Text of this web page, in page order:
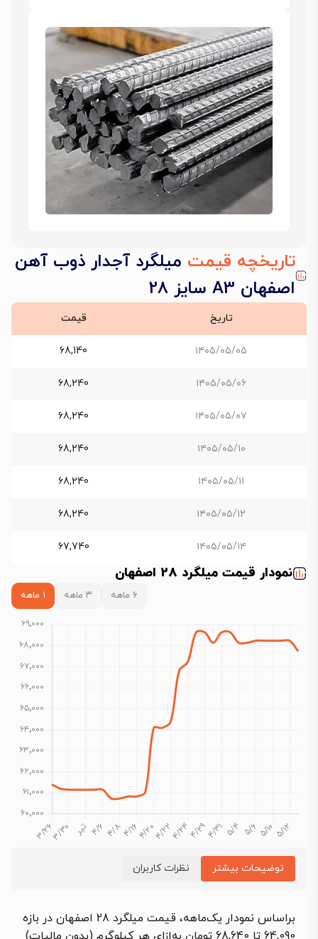
تاریخچه قیمت میلگرد آجدار ذوب آهن
اصفهان A3 سایز 28
تاریخ قیمت
۱۴۰۵/۰۵/۰۵ 68,140
۱۴۰۵/۰۵/۰۶ 68,240
۱۴۰۵/۰۵/۰۷ 68,240
۱۴۰۵/۰۵/۱۰ 68,240
۱۴۰۵/۰۵/۱۱ 68,240
۱۴۰۵/۰۵/۱۲ 68,240
۱۴۰۵/۰۵/۱۴ 67,740
نمودار قیمت میلگرد 28 اصفهان
۶ ماهه ۳ ماهه ۱ ماهه
توضیحات بیشتر نظرات کاربران
براساس نمودار یک‌ماهه، قیمت میلگرد 28 اصفهان در بازه